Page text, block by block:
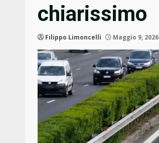
chiarissimo
Filippo Limoncelli Maggio 9, 2026